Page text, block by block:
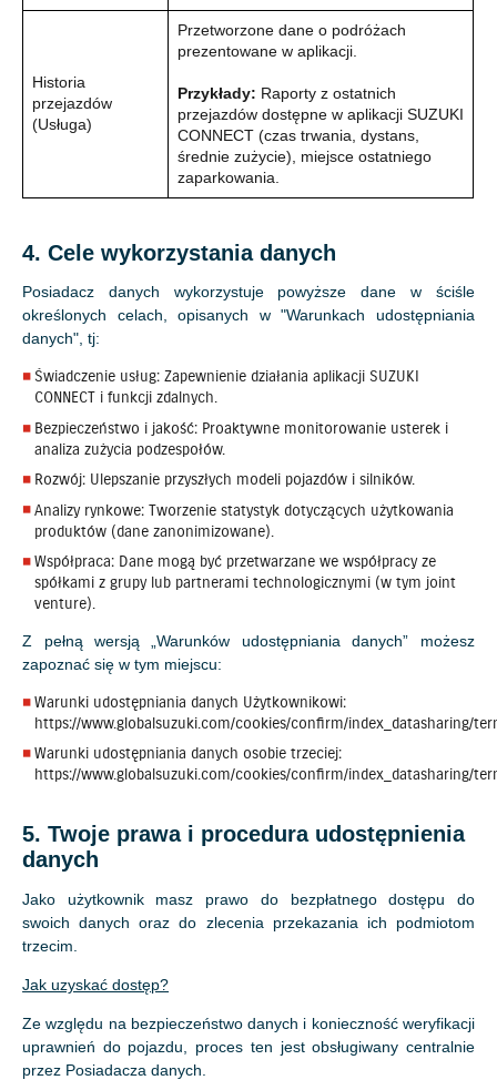
Historia
przejazdów
(Usługa)
Przetworzone dane o podróżach
prezentowane w aplikacji.
Przykłady: Raporty z ostatnich
przejazdów dostępne w aplikacji SUZUKI
CONNECT (czas trwania, dystans,
średnie zużycie), miejsce ostatniego
zaparkowania.
4. Cele wykorzystania danych
Posiadacz danych wykorzystuje powyższe dane w ściśle
określonych celach, opisanych w "Warunkach udostępniania
danych", tj:
Świadczenie usług: Zapewnienie działania aplikacji SUZUKI
CONNECT i funkcji zdalnych.
Bezpieczeństwo i jakość: Proaktywne monitorowanie usterek i
analiza zużycia podzespołów.
Rozwój: Ulepszanie przyszłych modeli pojazdów i silników.
Analizy rynkowe: Tworzenie statystyk dotyczących użytkowania
produktów (dane zanonimizowane).
Współpraca: Dane mogą być przetwarzane we współpracy ze
spółkami z grupy lub partnerami technologicznymi (w tym joint
venture).
Z pełną wersją „Warunków udostępniania danych” możesz
zapoznać się w tym miejscu:
Warunki udostępniania danych Użytkownikowi:
https://www.globalsuzuki.com/cookies/confirm/index_datasharing/
Warunki udostępniania danych osobie trzeciej:
https://www.globalsuzuki.com/cookies/confirm/index_datasharing/
5. Twoje prawa i procedura udostępnienia
danych
Jako użytkownik masz prawo do bezpłatnego dostępu do
swoich danych oraz do zlecenia przekazania ich podmiotom
trzecim.
Jak uzyskać dostęp?
Ze względu na bezpieczeństwo danych i konieczność weryfikacji
uprawnień do pojazdu, proces ten jest obsługiwany centralnie
przez Posiadacza danych.